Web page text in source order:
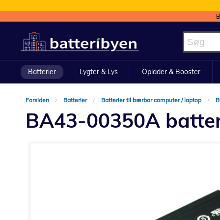
to
Content
Batterier Lygter & Lys Oplader & Booster
Forsiden Batterier Batterier til bærbar computer / laptop
BA43-00350A